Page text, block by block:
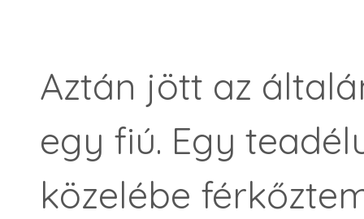
Aztán jött az
egy fiú. Egy
közelébe